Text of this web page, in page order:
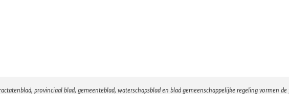
provinciaal blad, gemeenteblad, waterschapsblad en blad gemeenschappelijke regeling vormen